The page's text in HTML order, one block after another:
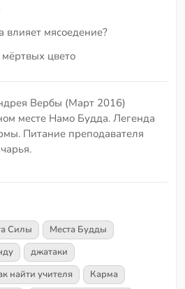
влияет мясоедение?
цвето
Вербы (Март 2016)
месте Намо Будда. Легенда
Питание преподавателя
Силы
Места Будды
джатаки
найти учителя
Карма